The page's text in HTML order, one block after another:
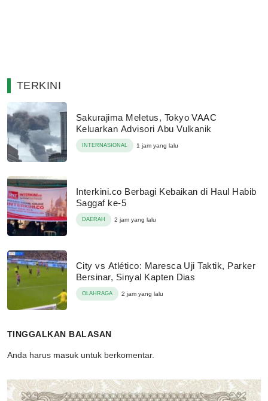
TERKINI
Sakurajima Meletus, Tokyo VAAC
Keluarkan Advisori Abu Vulkanik
INTERNASIONAL 1 jam yang lalu
Interkini.co Berbagi Kebaikan di Haul Habib
Saggaf ke-5
DAERAH 2 jam yang lalu
City vs Atlético: Maresca Uji Taktik, Parker
Bersinar, Sinyal Kapten Dias
OLAHRAGA 2 jam yang lalu
TINGGALKAN BALASAN
Anda harus masuk untuk berkomentar.